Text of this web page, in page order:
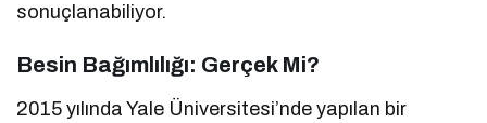
sonuçlanabiliyor.
Besin Bağımlılığı: Gerçek Mi?
2015 yılında Yale Üniversitesi’nde yapılan bir